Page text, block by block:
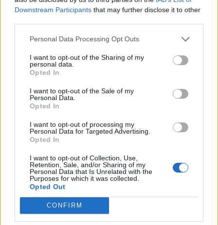
Downstream Participants that may further disclose it to other
Personal Data Processing Opt Outs
I want to opt-out of the Sharing of my
personal data.
Opted In
I want to opt-out of the Sale of my
Personal Data.
Opted In
I want to opt-out of processing my
Personal Data for Targeted Advertising.
Opted In
I want to opt-out of Collection, Use,
Retention, Sale, and/or Sharing of my
Personal Data that Is Unrelated with the
Purposes for which it was collected.
Opted Out
CONFIRM
Turisme
DEIXA UNA RESPOSTA
Comentari: